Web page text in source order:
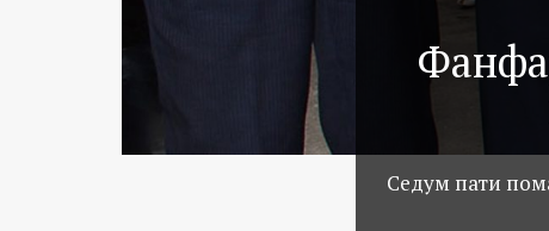
Седум пати